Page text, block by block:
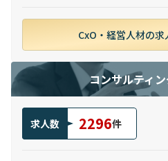
CxO・経営人材の求
コンサルティ
求人数 2296件